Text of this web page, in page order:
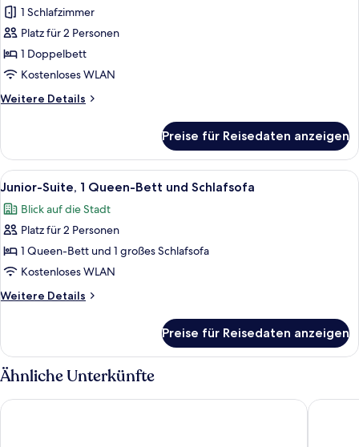
Zimmer,
1
Doppelbett
anzeigen
1 Schlafzimmer
Platz für 2 Personen
1 Doppelbett
Kostenloses WLAN
Weitere Details
Weitere
Zimmer,
Doppelbett
Preise für Reisedaten anzeigen
Alle
Fotos
für
Junior-
Suite,
1 Queen-
Bett
und
anzeigen
Eine Krups Kaffeemaschine auf
7
Junior-Suite, 1 Queen-Bett und Schlafsofa
Blick auf die Stadt
Platz für 2 Personen
1 Queen-Bett und 1 großes Schlafsofa
Kostenloses WLAN
Weitere Details
Weitere
Suite,
1 Queen-
Bett
Schlafsofa
Preise für Reisedaten anzeigen
Ähnliche Unterkünfte
NH Collection Sevilla